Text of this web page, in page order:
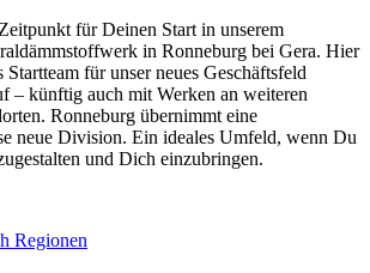
für Deinen Start in unserem
in Ronneburg bei Gera. Hier
Startteam für unser neues Geschäftsfeld
– künftig auch mit Werken an weiteren
Ronneburg übernimmt eine
neue Division. Ein ideales Umfeld, wenn Du
und Dich einzubringen.
Regionen